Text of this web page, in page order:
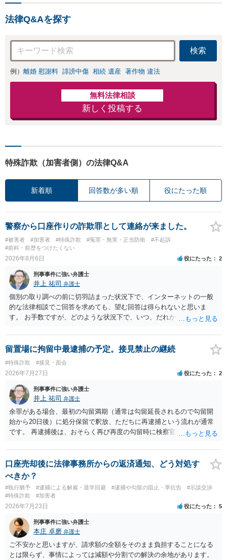
応・納得できる解決を」
法律Q&Aを探す
検索
例） 離婚 慰謝料 誹謗中傷 相続 遺産 著作物 違法
無料法律相談
新しく投稿する
特殊詐欺（加害者側）の法律Q&A
新着順 回答数が多い順 役にたった順
警察から口座作りの詐欺罪として連絡が来ました。
#被害者 #加害者 #特殊詐欺 #冤罪・無実・正当防衛
#不起訴
#前科・前歴をつけたくない
2026年8月6日 役にたった 2
刑事事件に強い弁護士
井上 祐司 弁護士
個別の取り調べの前に切羽詰まった状況下で、インターネットの一般
的な法律相談でご回答を求めても、望む回答は得られないと思いま
す。 お手数ですが、どのような状況下で、いつ、だれからどのような
の程度だと聞いているのかということについて、お近くで詳細な法律
相談を受けられたうえで対処方法を探された方がよいと思われます。
一般論でいえば、任意取り調べの場合、ＩＣレコーダーを持参して取
り調べ内容を録音することは必須だと考えます。
留置場に拘留中最逮捕の予定。接見禁止の継続
#特殊詐欺 #接見・面会
2026年7月27日 役にたった 2
刑事事件に強い弁護士
井上 祐司 弁護士
余罪がある場合、最初の勾留満期（通常は勾留延長されるので勾留開
始から20日後）に処分保留で釈放、ただちに再逮捕という流れが通常
です。 再逮捕後は、おそらく再び再度の勾留時に検察官が接見禁止を
口座売却後に法律事務所からの返済通知、どう対処す
べきか？
#執行猶予 #逮捕による解雇・退学回避 #逮捕や勾留の阻止・準抗告
#示談交渉
#特殊詐欺
#加害者
2026年7月23日 役にたった 5
刑事事件に強い弁護士
本庄 卓磨 弁護士
ご不安かと思いますが、請求額の全額をそのまま負担することになる
とは限らず、事情によっては減額や分割での解決の余地があります。